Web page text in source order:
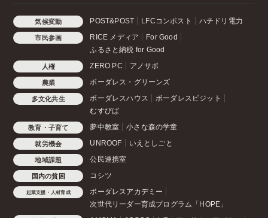
気候変動 POST&POST LFCコンポスト ハチドリ電力
市民参画 RICE メディア
For Good
ふるさと納税 for Good
人権 ZERO PC アノサポ
農業 ボーダレス・グリーンズ
多文化共生 ボーダレスハウス
ボーダレスビジット
むすびば
教育・子育て 夢中教室 小さな森の学童
就労機会 UNROOF いえとしごと
地域課題 公民連携室
国内の貧困 コシツ
起業支援・人材育成
ボーダレスアカデミー
次世代リーダー育成プログラム「HOPE」